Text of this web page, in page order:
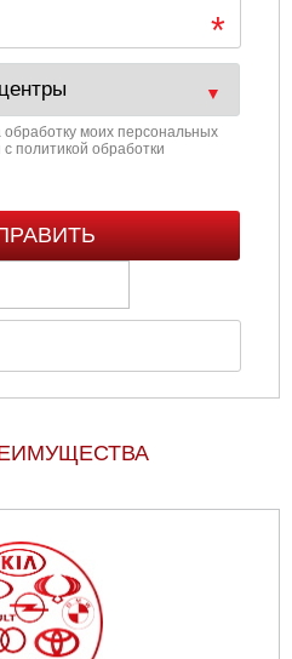
моих персональных
политикой обработки